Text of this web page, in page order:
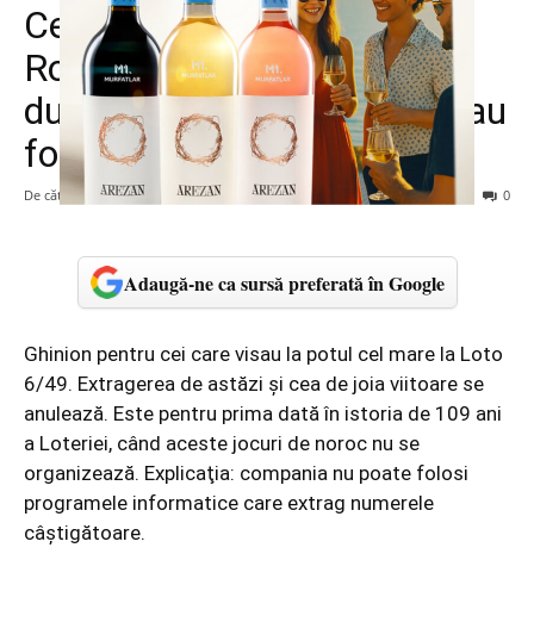
Ceva e putred la Loteria
Română! Extragerile de
duminică și de joia viitoare au
fost anulate
De către 4 ianuarie 2015 0
Adaugă-ne ca sursă preferată în Google
Ghinion pentru cei care visau la potul cel mare la Loto
6/49. Extragerea de astăzi şi cea de joia viitoare se
anulează. Este pentru prima dată în istoria de 109 ani
a Loteriei, când aceste jocuri de noroc nu se
organizează. Explicaţia: compania nu poate folosi
programele informatice care extrag numerele
câştigătoare.